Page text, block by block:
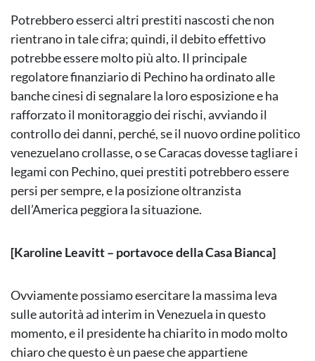
Potrebbero esserci altri prestiti nascosti che non
rientrano in tale cifra; quindi, il debito effettivo
potrebbe essere molto più alto. Il principale
regolatore finanziario di Pechino ha ordinato alle
banche cinesi di segnalare la loro esposizione e ha
rafforzato il monitoraggio dei rischi, avviando il
controllo dei danni, perché, se il nuovo ordine politico
venezuelano crollasse, o se Caracas dovesse tagliare i
legami con Pechino, quei prestiti potrebbero essere
persi per sempre, e la posizione oltranzista
dell’America peggiora la situazione.
[Karoline Leavitt – portavoce della Casa Bianca]
Ovviamente possiamo esercitare la massima leva
sulle autorità ad interim in Venezuela in questo
momento, e il presidente ha chiarito in modo molto
chiaro che questo è un paese che appartiene